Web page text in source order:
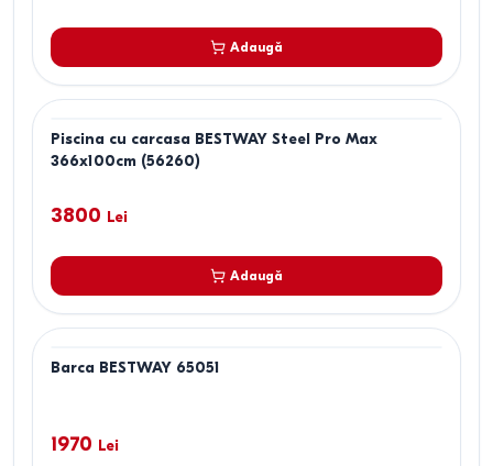
Adaugă
Piscina cu carcasa BESTWAY Steel Pro Max
366x100cm (56260)
3800 Lei
Adaugă
Barca BESTWAY 65051
1970 Lei